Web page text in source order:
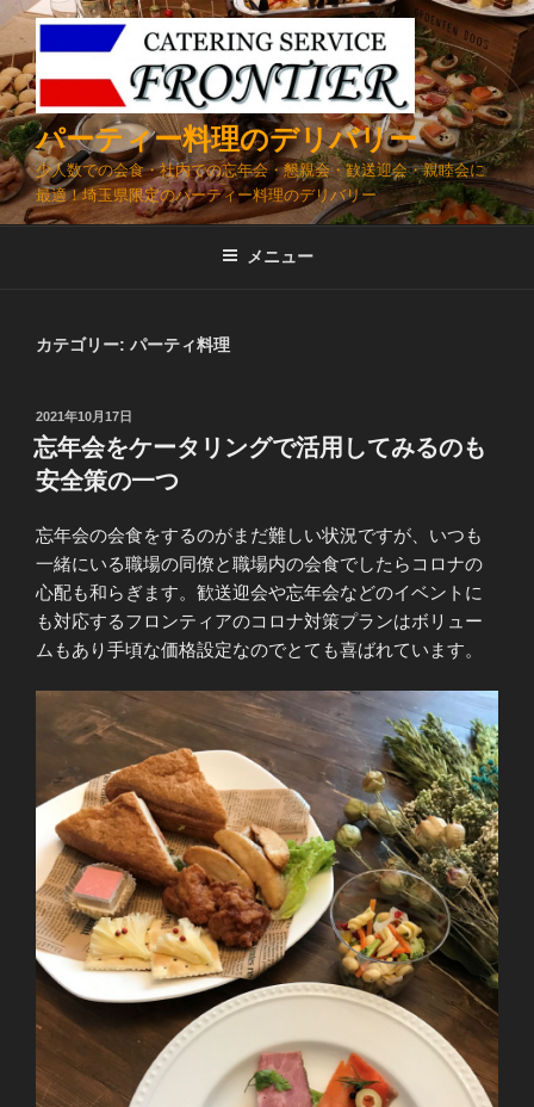
コ
テ
ン
ツ
へ
ス
キ
パーティー料理のデリバリー
少人数での会食・社内での忘年会・懇親会・歓送迎会・親睦会に
最適！埼玉県限定のパーティー料理のデリバリー
メニュー
カテゴリー: パーティ料理
投
稿
日:
2021年10月17日
忘年会をケータリングで活用してみるのも
安全策の一つ
忘年会の会食をするのがまだ難しい状況ですが、いつも
一緒にいる職場の同僚と職場内の会食でしたらコロナの
心配も和らぎます。歓送迎会や忘年会などのイベントに
も対応するフロンティアのコロナ対策プランはボリュー
ムもあり手頃な価格設定なのでとても喜ばれています。